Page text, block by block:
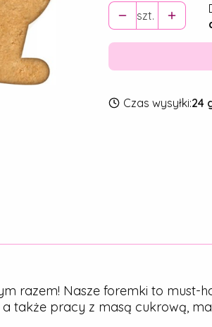
szt.
Czas wysyłki:24
razem! Nasze foremki to must-
także pracy z masą cukrową,